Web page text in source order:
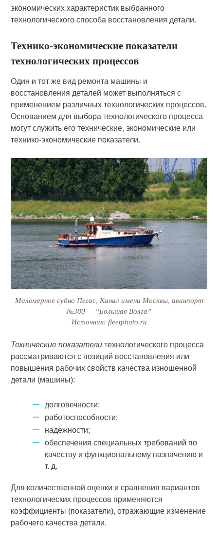
экономических характеристик выбранного
технологического способа восстановления детали.
Технико-экономические показатели
технологических процессов
Один и тот же вид ремонта машины и
восстановления деталей может выполняться с
применением различных технологических процессов.
Основанием для выбора технологического процесса
могут служить его технические, экономические или
технико-экономические показатели.
Маломерное судно Пегас, Канал имени Москвы, аванпорт
№380 — “Большая Волга”
Источник: fleetphoto.ru
Технические показатели технологического процесса
рассматриваются с позиций восстановления или
повышения рабочих свойств качества изношенной
детали (машины):
долговечности;
работоспособности;
надежности;
обеспечения специальных требований по
качеству и функциональному назначению и
т. д.
Для количественной оценки и сравнения вариантов
технологических процессов применяются
коэффициенты (показатели), отражающие изменение
рабочего качества детали.